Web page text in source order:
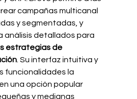
campañas multicanal
y segmentadas, y
análisis detallados para
estrategias de
. Su interfaz intuitiva y
funcionalidades la
una opción popular
y medianas